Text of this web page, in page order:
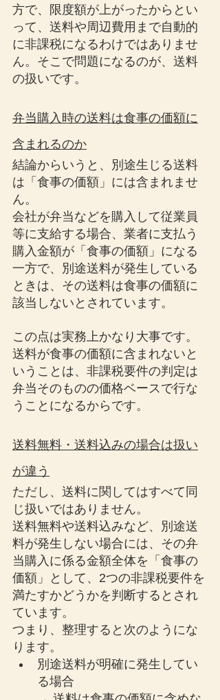
方で、限度額が上がったからとい
って、送料や周辺費用まで自動的
に非課税になるわけではありませ
ん。そこで問題になるのが、送料
の扱いです。
弁当購入時の送料は食事の価額に
含まれるのか
結論からいうと、別途生じる送料
は「食事の価額」には含まれませ
ん。
会社が弁当などを購入して従業員
等に支給する場合、業者に支払う
購入金額が「食事の価額」になる
一方で、別途送料が発生している
ときは、その送料は食事の価額に
該当しないとされています。
この点は実務上かなり大事です。
送料が食事の価額に含まれないと
いうことは、非課税要件の判定は
弁当そのものの価格ベースで行な
うことになるからです。
送料無料・送料込みの場合は扱い
が違う
ただし、送料に関してはすべて同
じ扱いではありません。
送料無料や送料込みなど、別途送
料が発生しない場合には、その弁
当購入に係る金額全体を「食事の
価額」として、2つの非課税要件を
満たすかどうかを判断するとされ
ています。
つまり、整理すると次のようにな
ります。
別途送料が明確に発生してい
る場合